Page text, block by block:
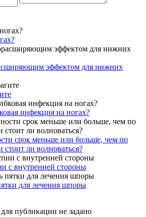
эффектом для нижних
инфекция на ногах?
срок меньше или больше, чем по
ли волноваться?
с внутренней стороны
для лечения шпоры